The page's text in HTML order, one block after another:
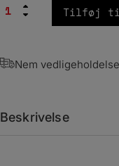
Jura
mælkerensetabletter
Tilføj
Nem
Beskrivelse